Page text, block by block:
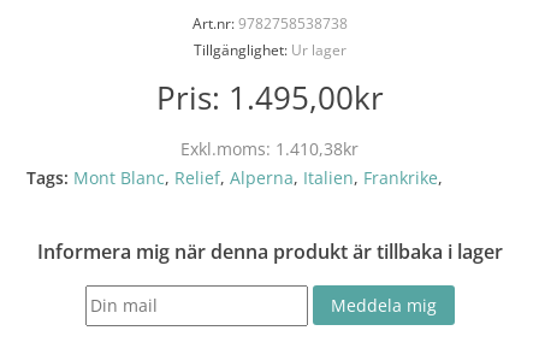
Art.nr:9782758538738
Tillgänglighet:Ur lager
Pris: 1.495,00kr
Exkl.moms: 1.410,38kr
Tags: Mont Blanc, Relief,Alperna, Italien, Frankrike,
Informera mig när denna produkt är tillbaka i lager